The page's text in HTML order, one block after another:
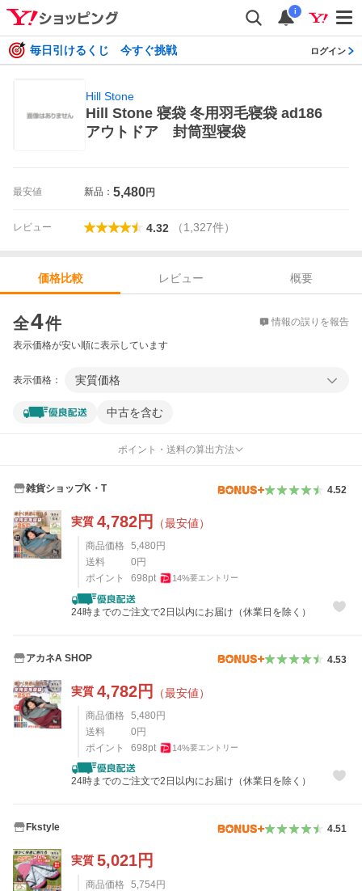
i
毎日引けるくじ 今すぐ挑戦 ログイン
Hill Stone
Hill Stone 寝袋 冬用羽毛寝袋 ad186
アウトドア 封筒型寝袋
最安値 新品： 5,480円
レビュー 4.32 （1,327件）
価格比較 レビュー
概要
全4件 情報の誤りを報告
表示価格が安い順に表示しています
表示価格： 実質価格
中古を含む
ポイント・送料の算出方法
雑貨ショップK・T 4.52
実質 4,782円 （最安値）
商品価格 5,480 円
送料
0 円
ポイント
698pt 14%要エントリー
24時までのご注文で2日以内にお届け（休業日を除く）
アカネA SHOP 4.53
実質 4,782円 （最安値）
商品価格 5,480円
送料
0円
ポイント
698pt 14%要エントリー
24時までのご注文で2日以内にお届け（休業日を除く）
Fkstyle 4.51
実質 5,021円
商品価格 5,754円